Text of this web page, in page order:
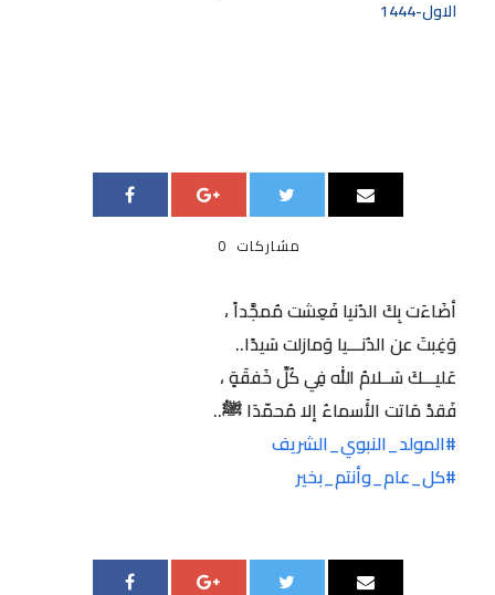
الاول-1444
0 مشاركات
أضَاءَت بِكَ الدُنيا فَعِشت مُمجَّداً ،
وَغِبتَ عن الدُنـــيا وَمازلت سَيدًا..
عَليـــكَ سَــلامُ الله فِي كُلِّ خَفقَةٍ ،
فَقدْ مَاتت الأَسماءُ إلا مُحمّدَا ﷺ..
#المولد_النبوي_الشريف
#كل_عام_وأنتم_بخير